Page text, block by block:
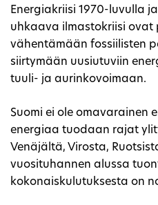
Energiakriisi 1970-luvulla
uhkaava ilmastokriisi ovat
vähentämään fossiilisten
siirtymään uusiutuviin
tuuli- ja aurinkovoimaan.
Suomi ei ole omavarainen
energiaa tuodaan rajat
Venäjältä, Virosta,
vuosituhannen alussa
kokonaiskulutuksesta on